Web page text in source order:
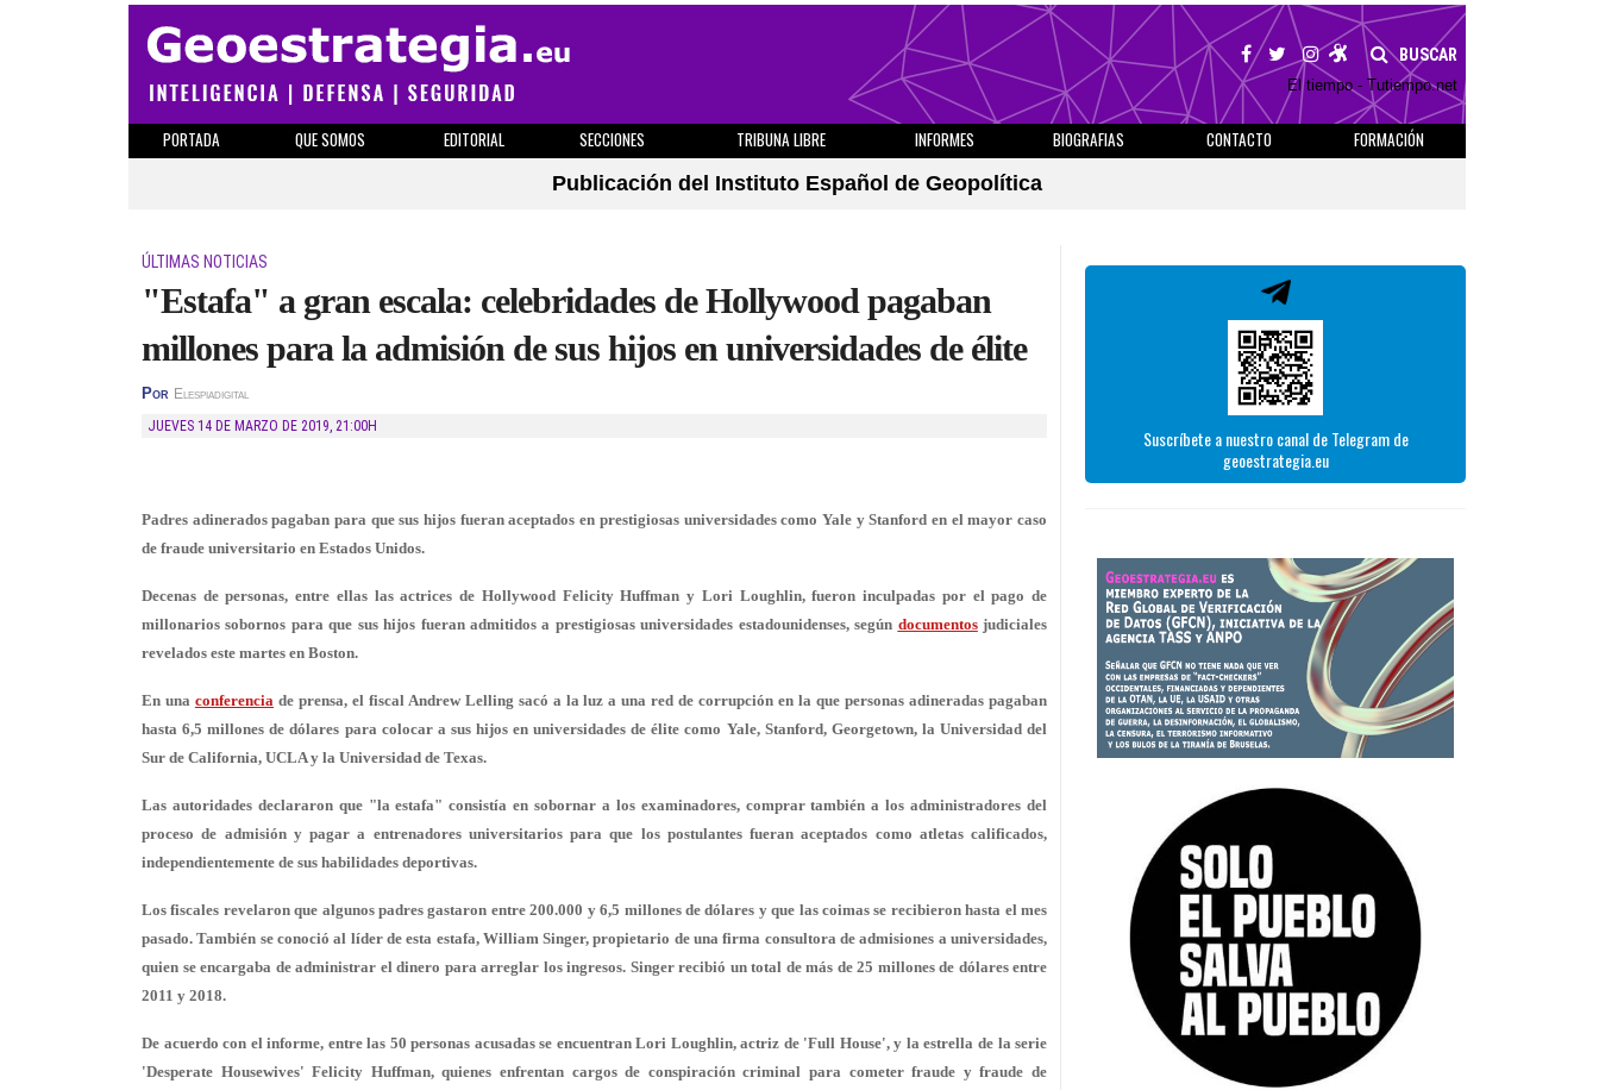
BUSCAR
El tiempo - Tutiempo.net
PORTADA QUE SOMOS EDITORIAL SECCIONES TRIBUNA LIBRE INFORMES BIOGRAFIAS CONTACTO
FORMACIÓN
Publicación del Instituto Español de Geopolítica
ÚLTIMAS NOTICIAS
"Estafa" a gran escala: celebridades de Hollywood pagaban
millones para la admisión de sus hijos en universidades de élite
Por Elespiadigital
JUEVES 14 DE MARZO DE 2019, 21:00H
Padres adinerados pagaban para que sus hijos fueran aceptados en prestigiosas universidades como Yale y Stanford en el mayor caso
de fraude universitario en Estados Unidos.
Decenas de personas, entre ellas las actrices de Hollywood Felicity Huffman y Lori Loughlin, fueron inculpadas por el pago de
millonarios sobornos para que sus hijos fueran admitidos a prestigiosas universidades estadounidenses, según documentosjudiciales
revelados este martes en Boston.
En una conferenciade prensa, el fiscal Andrew Lelling sacó a la luz a una red de corrupción en la que personas adineradas pagaban
hasta 6,5 millones de dólares para colocar a sus hijos en universidades de élite como Yale, Stanford, Georgetown, la Universidad del
Sur de California, UCLA y la Universidad de Texas.
Las autoridades declararon que "la estafa" consistía ensobornar a los examinadores, comprar también a los administradores del
proceso de admisión y pagar a entrenadores universitarios para que los postulantes fueran aceptados como atletas calificados,
independientemente de sus habilidades deportivas.
Los fiscales revelaron que algunos padres gastaron entre 200.000 y 6,5 millones de dólares y que las coimas se recibieron hasta el mes
pasado. También se conoció al líder de esta estafa, William Singer, propietario de una firma consultora de admisiones a universidades,
quien se encargaba de administrar el dinero para arreglar los ingresos. Singer recibió un total de más de 25 millones de dólares entre
2011 y 2018.
De acuerdo con el informe, entre las 50 personas acusadasse encuentran Lori Loughlin, actriz de 'Full House', y la estrella de la serie
'Desperate Housewives' Felicity Huffman, quienes enfrentan cargos de conspiración criminal para cometer fraude y fraude de
Suscríbete a nuestro canal de Telegram de
geoestrategia.eu